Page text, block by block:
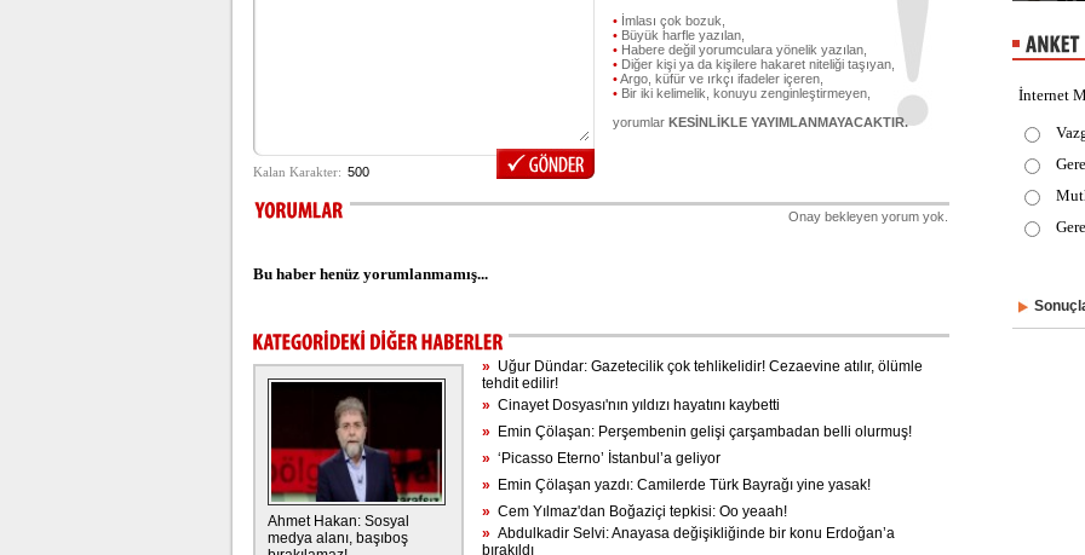
• İmlası çok bozuk,
• Büyük harfle yazılan,
• Habere değil yorumculara yönelik yazılan,
• Diğer kişi ya da kişilere hakaret niteliği taşıyan,
•Argo, küfür ve ırkçı ifadeler içeren,
• Bir iki kelimelik, konuyu zenginleştirmeyen,
yorumlar KESİNLİKLE YAYIMLANMAYACAKTIR.
Onay bekleyen yorum yok.
Bu haber henüz yorumlanmamış...
Ahmet Hakan: Sosyal
medya alanı, başıboş
» Uğur Dündar: Gazetecilik çok tehlikelidir! Cezaevine atılır, ölümle
tehdit edilir!
» Cinayet Dosyası'nın yıldızı hayatını kaybetti
» Emin Çölaşan: Perşembenin gelişi çarşambadan belli olurmuş!
» ‘Picasso Eterno’ İstanbul’a geliyor
» Emin Çölaşan yazdı: Camilerde Türk Bayrağı yine yasak!
» Cem Yılmaz'dan Boğaziçi tepkisi: Oo yeaah!
» Abdulkadir Selvi: Anayasa değişikliğinde bir konu Erdoğan’a
bırakıldı
İnternet